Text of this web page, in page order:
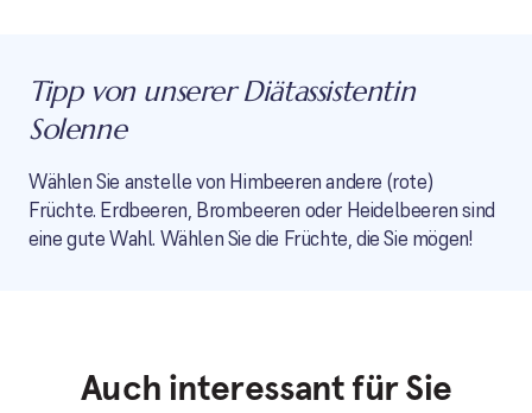
Tipp von unserer Diätassistentin
Solenne
Wählen Sie anstelle von Himbeeren andere (rote)
Früchte. Erdbeeren, Brombeeren oder Heidelbeeren sind
eine gute Wahl. Wählen Sie die Früchte, die Sie mögen!
Auch interessant für Sie